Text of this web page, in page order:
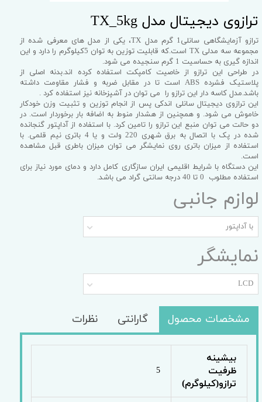
ترازوی دیجیتال مدل TX_5kg
ترازو آزمایشگاهی سانلی1 گرم مدل TX، یکی از مدل های معرفی شده از
مجموعه سه مدلی TX است.که قابلیت توزین به توان 5کیلوگرم را دارد و این
اندازه گیری به حساسیت 1 گرم سنجیده می شود.
در طراحی این ترازو از خاصیت کامپکت استفاده کرده اند.بدنه اصلی از
پلاستیک فشرده ABS است تا در مقابل ضربه و فشار مقاومت داشته
باشد.مدل کاسه دار این ترازو را می توان در آشپزخانه نیز استفاده کرد .
این ترازوی دیجیتال سانلی اندکی پس از انجام توزین و تثبیت وزن خودکار
خاموش می شود. و همچنین از هشدار منوط به اضافه بار برخوردار است. در
دو حالت می توان منبع این ترازو را تامین کرد. با استفاده از آداپتور گنجانده
شده در پک با اتصال به برق شهری 220 ولت و یا 4 باتری نیم قلمی. با
استفاده از میزان باتری روی نمایشگر می توان میزان باطری قبل مشاهده
است.
این دستگاه با شرایط اقلیمی ایران سازگاری کامل دارد و دمای مورد نیاز برای
استفاده مطلوب 0 تا 40 درجه سانتی گراد می باشد.
لوازم جانبی
با آداپتور
نمایشگر
LCD
مشخصات محصول گارانتی نظرات
بیشینه
ظرفیت
ترازو(کیلوگرم)
5